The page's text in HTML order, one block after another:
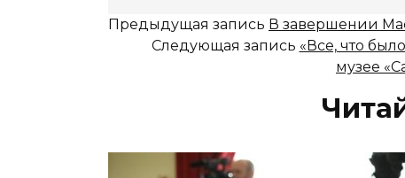
Предыдущая запись В завершении
Следующая запись «Все, что
музее